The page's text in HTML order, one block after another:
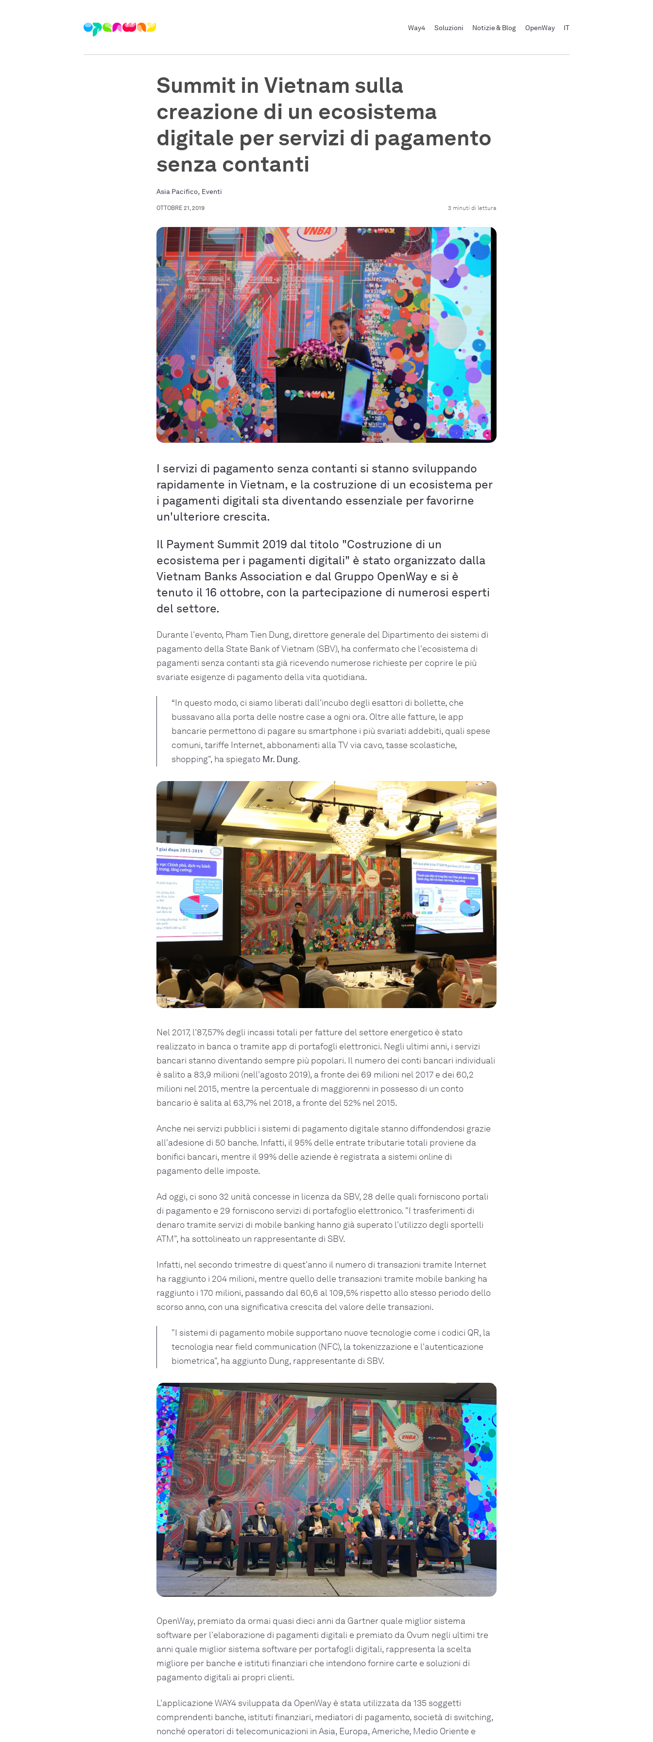
Way4 Soluzioni Notizie & Blog OpenWay IT
Summit in Vietnam sulla
creazione di un ecosistema
digitale per servizi di pagamento
senza contanti
Asia Pacifico, Eventi
OTTOBRE 21, 2019 3 minuti di lettura
I servizi di pagamento senza contanti si stanno sviluppando
rapidamente in Vietnam, e la costruzione di un ecosistema per
i pagamenti digitali sta diventando essenziale per favorirne
un'ulteriore crescita.
Il Payment Summit 2019 dal titolo "Costruzione di un
ecosistema per i pagamenti digitali" è stato organizzato dalla
Vietnam Banks Association e dal Gruppo OpenWay e si è
tenuto il 16 ottobre, con la partecipazione di numerosi esperti
del settore.
Durante l'evento, Pham Tien Dung, direttore generale del Dipartimento dei sistemi di
pagamento della State Bank of Vietnam (SBV), ha confermato che l'ecosistema di
pagamenti senza contanti sta già ricevendo numerose richieste per coprire le più
svariate esigenze di pagamento della vita quotidiana.
“In questo modo, ci siamo liberati dall'incubo degli esattori di bollette, che
bussavano alla porta delle nostre case a ogni ora. Oltre alle fatture, le app
bancarie permettono di pagare su smartphone i più svariati addebiti, quali spese
comuni, tariffe Internet, abbonamenti alla TV via cavo, tasse scolastiche,
shopping", ha spiegato Mr. Dung.
Nel 2017, l'87,57% degli incassi totali per fatture del settore energetico è stato
realizzato in banca o tramite app di portafogli elettronici. Negli ultimi anni, i servizi
bancari stanno diventando sempre più popolari. Il numero dei conti bancari individuali
è salito a 83,9 milioni (nell'agosto 2019), a fronte dei 69 milioni nel 2017 e dei 60,2
milioni nel 2015, mentre la percentuale di maggiorenni in possesso di un conto
bancario è salita al 63,7% nel 2018, a fronte del 52% nel 2015.
Anche nei servizi pubblici i sistemi di pagamento digitale stanno diffondendosi grazie
all'adesione di 50 banche. Infatti, il 95% delle entrate tributarie totali proviene da
bonifici bancari, mentre il 99% delle aziende è registrata a sistemi online di
pagamento delle imposte.
Ad oggi, ci sono 32 unità concesse in licenza da SBV, 28 delle quali forniscono portali
di pagamento e 29 forniscono servizi di portafoglio elettronico. "I trasferimenti di
denaro tramite servizi di mobile banking hanno già superato l'utilizzo degli sportelli
ATM", ha sottolineato un rappresentante di SBV.
Infatti, nel secondo trimestre di quest'anno il numero di transazioni tramite Internet
ha raggiunto i 204 milioni, mentre quello delle transazioni tramite mobile banking ha
raggiunto i 170 milioni, passando dal 60,6 al 109,5% rispetto allo stesso periodo dello
scorso anno, con una significativa crescita del valore delle transazioni.
"I sistemi di pagamento mobile supportano nuove tecnologie come i codici QR, la
tecnologia near field communication (NFC), la tokenizzazione e l'autenticazione
biometrica", ha aggiunto Dung, rappresentante di SBV.
OpenWay, premiato da ormai quasi dieci anni da Gartner quale miglior sistema
software per l'elaborazione di pagamenti digitali e premiato da Ovum negli ultimi tre
anni quale miglior sistema software per portafogli digitali, rappresenta la scelta
migliore per banche e istituti finanziari che intendono fornire carte e soluzioni di
pagamento digitali ai propri clienti.
L'applicazione WAY4 sviluppata da OpenWay è stata utilizzata da 135 soggetti
comprendenti banche, istituti finanziari, mediatori di pagamento, società di switching,
nonché operatori di telecomunicazioni in Asia, Europa, Americhe, Medio Oriente e